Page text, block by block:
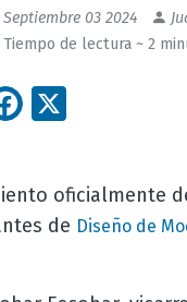
Septiembre 03 2024
Tiempo de lectura ~ 2
Facebook
oficialmente
de Diseño de